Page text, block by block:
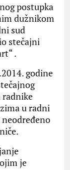
postupka
dužnikom
sud
stečajni
.
godine
radnike
u radni
je